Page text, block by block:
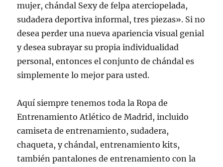
mujer, chándal Sexy de felpa aterciopelada,
sudadera deportiva informal, tres piezas». Si no
desea perder una nueva apariencia visual genial
y desea subrayar su propia individualidad
personal, entonces el conjunto de chándal es
simplemente lo mejor para usted.
Aquí siempre tenemos toda la Ropa de
Entrenamiento Atlético de Madrid, incluido
camiseta de entrenamiento, sudadera,
chaqueta, y chándal, entrenamiento kits,
también pantalones de entrenamiento con la